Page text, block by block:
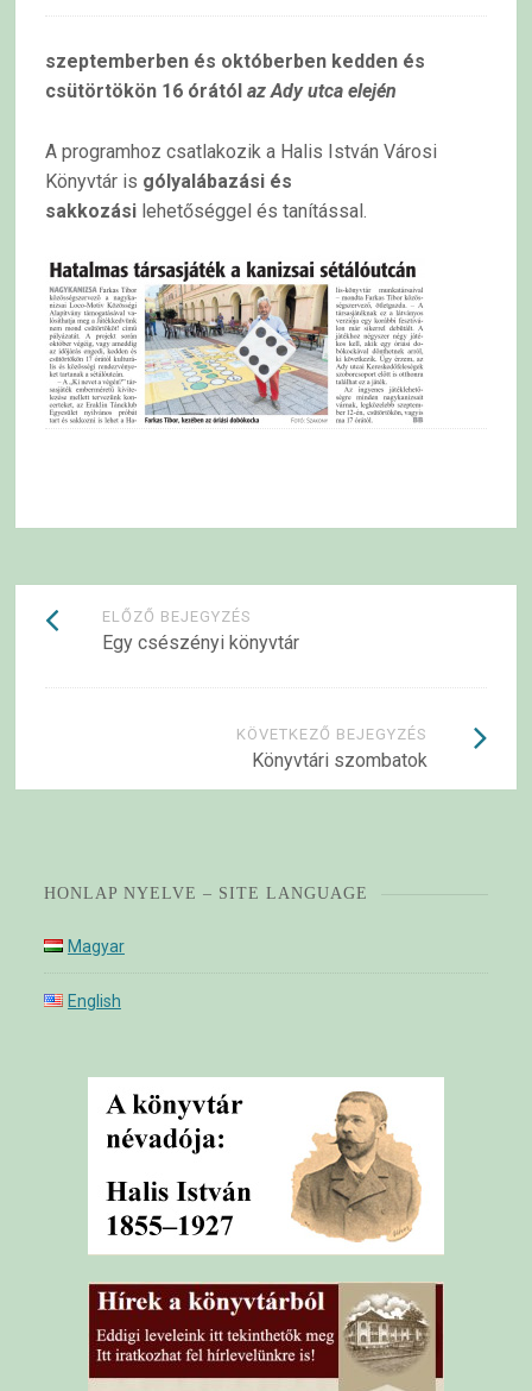
szeptemberben és októberben kedden és
csütörtökön 16 órátólaz Ady utca elején
A programhoz csatlakozik a Halis István Városi
Könyvtár is gólyalábazási és
sakkozási lehetőséggel és tanítással.
Bejegyzések
navigációja
ELŐZŐ BEJEGYZÉS
Egy csészényi könyvtár
KÖVETKEZŐ BEJEGYZÉS
Könyvtári szombatok
HONLAP NYELVE – SITE LANGUAGE
Magyar
English